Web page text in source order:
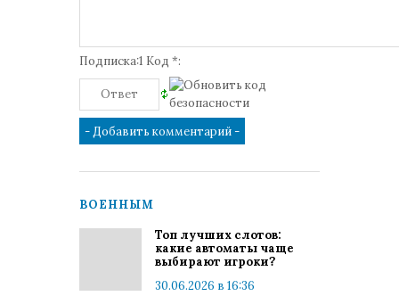
Подписка:1 Код *:
ВОЕННЫМ
Топ лучших слотов:
какие автоматы чаще
выбирают игроки?
30.06.2026 в 16:36